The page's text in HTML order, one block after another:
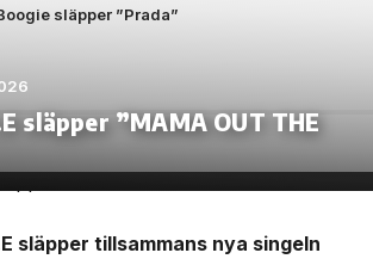
släpper ”Prada”
släpper ”MAMA OUT THE
släpper tillsammans nya singeln